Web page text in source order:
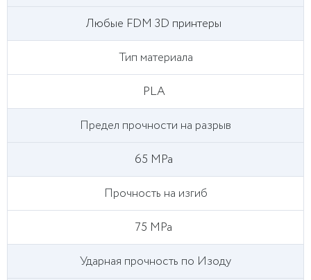
Любые FDM 3D принтеры
Тип материала
PLA
Предел прочности на разрыв
65 MPa
Прочность на изгиб
75 MPa
Ударная прочность по Изоду